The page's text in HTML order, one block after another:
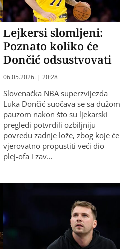
Lejkersi slomljeni:
Poznato koliko će
Dončić odsustvovati
06.05.2026. | 20:28
Slovenačka NBA superzvijezda
Luka Dončić suočava se sa dužom
pauzom nakon što su ljekarski
pregledi potvrdili ozbiljniju
povredu zadnje lože, zbog koje će
vjerovatno propustiti veći dio
plej-ofa i zav…